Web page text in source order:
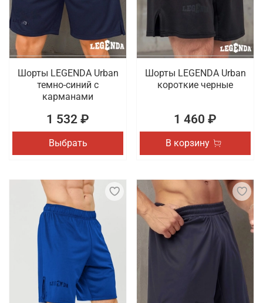
товаров для спорта, которые отличаются
качественным исполнением. Проводится доставка
заказов по Вологде.
Шорты LEGENDA Urban
темно-синий с
карманами
1 532 ₽
Выбрать
Шорты LEGENDA Urban
короткие черные
1 460 ₽
В корзину